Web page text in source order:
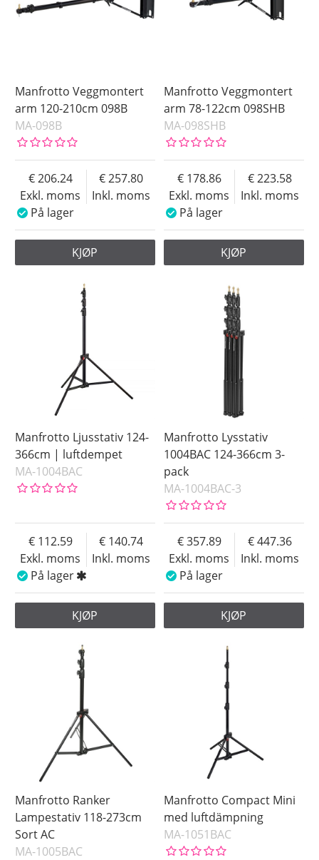
Manfrotto Veggmontert
arm 120-210cm 098B
MA-098B
Exkl. moms
206.24
Inkl. moms
257.80
På lager
KJØP
Manfrotto Veggmontert
arm 78-122cm 098SHB
MA-098SHB
Exkl. moms
178.86
Inkl. moms
223.58
På lager
KJØP
Manfrotto Ljusstativ 124-
366cm | luftdempet
MA-1004BAC
Exkl. moms
112.59
Inkl. moms
140.74
På lager
KJØP
Manfrotto Lysstativ
1004BAC 124-366cm 3-
pack
MA-1004BAC-3
Exkl. moms
357.89
Inkl. moms
447.36
På lager
KJØP
Manfrotto Ranker
Lampestativ 118-273cm
Sort AC
MA-1005BAC
Manfrotto Compact Mini
med luftdämpning
MA-1051BAC